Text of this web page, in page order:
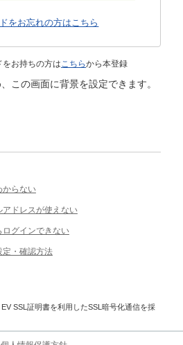
をお忘れの方はこちら
お持ちの方はこちらから本登録
この画面に背景を設定できます。
からない
アドレスが使えない
ログインできない
定・確認方法
SSL証明書を利用したSSL暗号化通信を採